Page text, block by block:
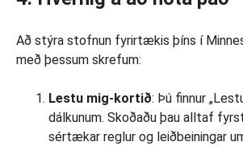
Að stýra stofnun fyrirtækis þíns í
með þessum skrefum:
Lestu mig-kortið: Þú finnur
dálkunum. Skoðaðu þau alltaf
sértækar reglur og leiðbeiningar